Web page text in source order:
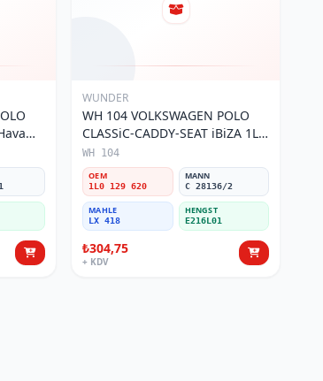
WUNDER
WH 104 VOLKSWAGEN POLO
CLASSiC-CADDY-SEAT iBiZA 1L0
129 620 Hava Filtresi
WH 104
OEM
1L0 129 620
MANN
C 28136/2
MAHLE
LX 418
HENGST
E216L01
₺304,75
+ KDV